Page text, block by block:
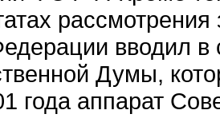
вводил в
Думы,
года аппарат